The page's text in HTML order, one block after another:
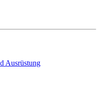
Ausrüstung